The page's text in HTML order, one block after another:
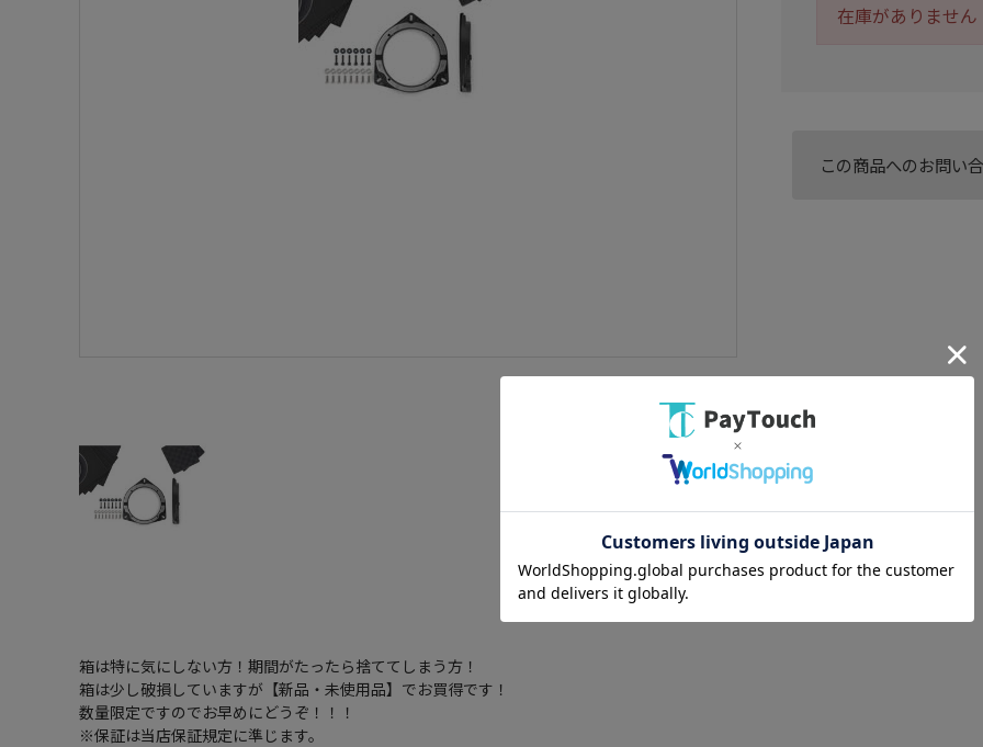
在庫がありません
この商品へのお問い
箱は特に気にしない方！期間がたったら捨ててしまう方！
箱は少し破損していますが【新品・未使用品】でお買得です！
数量限定ですのでお早めにどうぞ！！！
※保証は当店保証規定に準じます。